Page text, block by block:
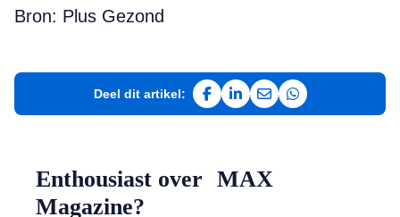
Bron: Plus Gezond
Deel dit artikel:
Deel op Facebook
Deel op LinkedIn
Deel via e-mail
Deel via
Enthousiast over MAX
Magazine?